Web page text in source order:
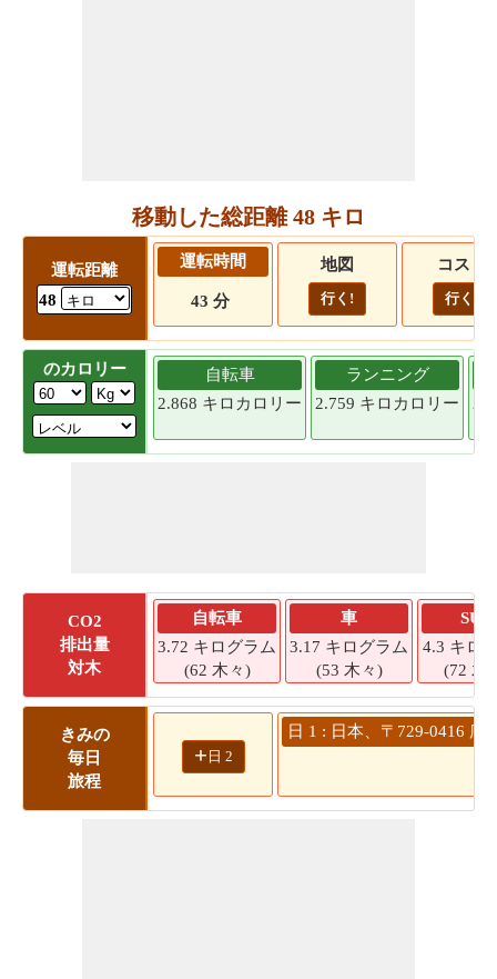
移動した総距離 48 キロ
運転距離
48
運転時間
43 分
地図
行く!
コスト
行く!
のカロリー
自転車
2.868 キロカロリー
ランニング
2.759 キロカロリー
CO2
排出量
対木
自転車
3.72 キログラム
(62 木々)
車
3.17 キログラム
(53 木々)
SUV
4.3 キロ
(72 木
きみの
毎日
旅程
+ 日 2
日 1 : 日本、〒729-0416